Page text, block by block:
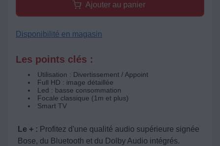
Ajouter au panier
Disponibilité en magasin
Les points clés :
Utilisation : Divertissement / Appoint
Full HD : image détaillée
Led : basse consommation
Focale classique (1m et plus)
Smart TV
Le + : Profitez d'une qualité audio supérieure signée
Bose, du Bluetooth et du Dolby Audio intégrés.